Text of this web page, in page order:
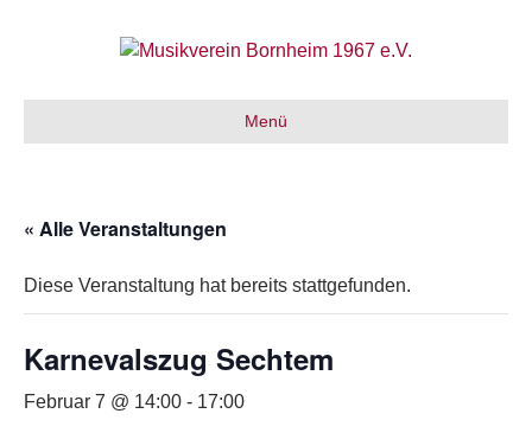
Menü
« Alle Veranstaltungen
Diese Veranstaltung hat bereits stattgefunden.
Karnevalszug Sechtem
Februar 7 @ 14:00 - 17:00